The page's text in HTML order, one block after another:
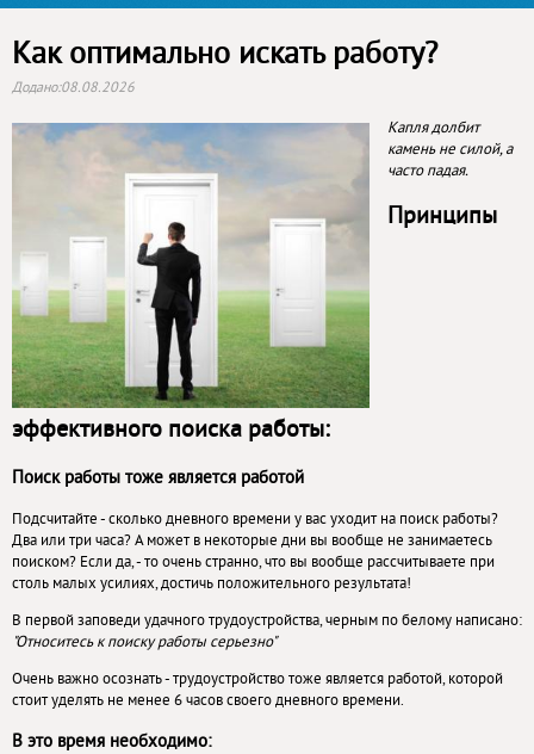
Как оптимально искать работу?
Додано:08.08.2026
Капля долбит
камень не силой, а
часто падая.
Принципы
эффективного поиска работы:
Поиск работы тоже является работой
Подсчитайте - сколько дневного времени у вас уходит на поиск работы?
Два или три часа? А может в некоторые дни вы вообще не занимаетесь
поиском? Если да, - то очень странно, что вы вообще рассчитываете при
столь малых усилиях, достичь положительного результата!
В первой заповеди удачного трудоустройства, черным по белому написано:
"Относитесь к поиску работы серьезно"
Очень важно осознать - трудоустройство тоже является работой, которой
стоит уделять не менее 6 часов своего дневного времени.
В это время необходимо: